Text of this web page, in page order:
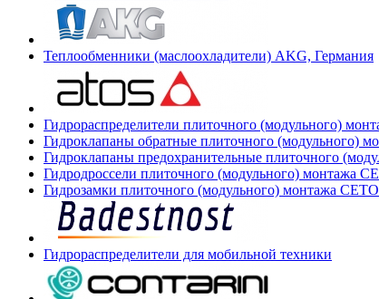
Теплообменники (маслоохладители) AKG, Германия
Гидрораспределители плиточного (модульного)
Гидроклапаны обратные плиточного (модульного)
Гидроклапаны предохранительные плиточного
Гидродроссели плиточного (модульного) монтажа
Гидрозамки плиточного (модульного) монтажа
Гидрораспределители для мобильной техники